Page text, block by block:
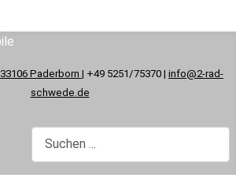
33106 Paderborn | +49 5251/75370 | info@2-rad-
schwede.de